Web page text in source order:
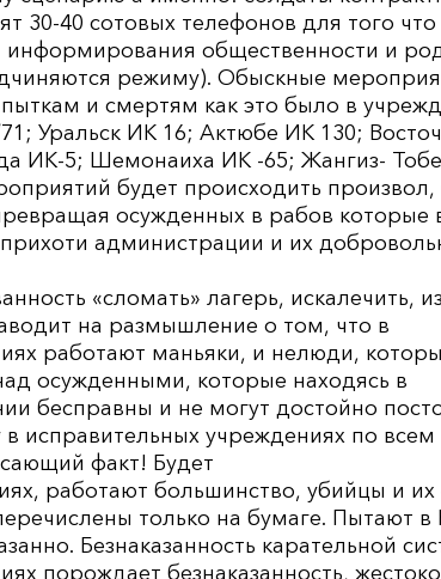
30-40 сотовых телефонов для того
общественности и
режиму). Обыскные
и смертям как это было в
Уральск ИК 16; Актюбе ИК 130;
ИК-5; Шемонаиха ИК -65; Жангиз-
будет происходить произвол,
осужденных в рабов которые
администрации и их
«сломать» лагерь, искалечить,
на размышление о том, что в
работают маньяки, и нелюди,
осужденными, которые находясь в
бесправны и не могут достойно
в исправительных учреждениях по
факт! Будет
работают большинство, убийцы и
только на бумаге. Пытают в
Безнаказанность карательной
порождает безнаказанность,